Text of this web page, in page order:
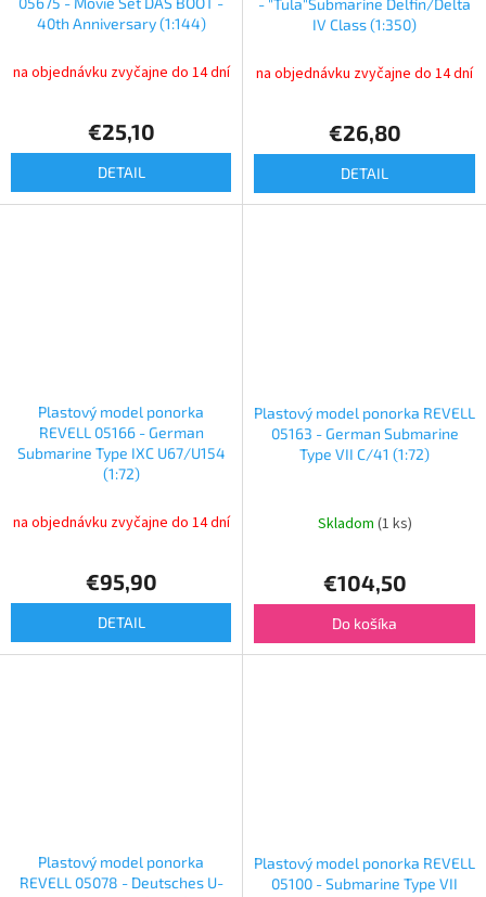
40th Anniversary (1:144)
na objednávku zvyčajne do 14 dní
€25,10
DETAIL
IV Class (1:350)
na objednávku zvyčajne do 14 dní
€26,80
DETAIL
Plastový model ponorka
REVELL 05166 - German
Submarine Type IXC U67/U154
(1:72)
na objednávku zvyčajne do 14 dní
€95,90
DETAIL
Plastový model ponorka REVELL
05163 - German Submarine
Type VII C/41 (1:72)
Skladom (1 ks)
€104,50
Do košíka
Plastový model ponorka
REVELL 05078 - Deutsches U-
Plastový model ponorka REVELL
05100 - Submarine Type VII